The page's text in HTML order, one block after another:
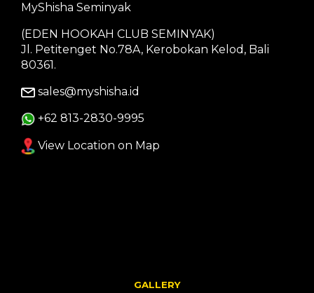
MyShisha Seminyak
(EDEN HOOKAH CLUB SEMINYAK)
Jl. Petitenget No.78A, Kerobokan Kelod, Bali
80361.
sales@myshisha.id
+62 813-2830-9995
View Location on Map
GALLERY